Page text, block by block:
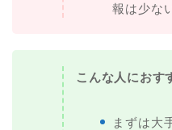
報は少な
こんな人におす
まずは大